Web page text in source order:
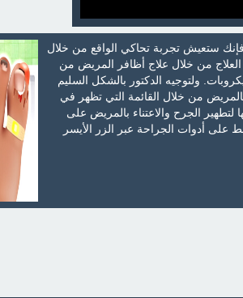
فإنك ستعيش تجربة تحاكي الواقع من خلال
من خلال علاج أظافر المريض من
ولتوجيه الدكتور بالشكل السليم
من خلال القائمة التي تظهر في
الجرح والاعتناء بالمريض على
على أدوات الجراحة عبر الزر الأيسر